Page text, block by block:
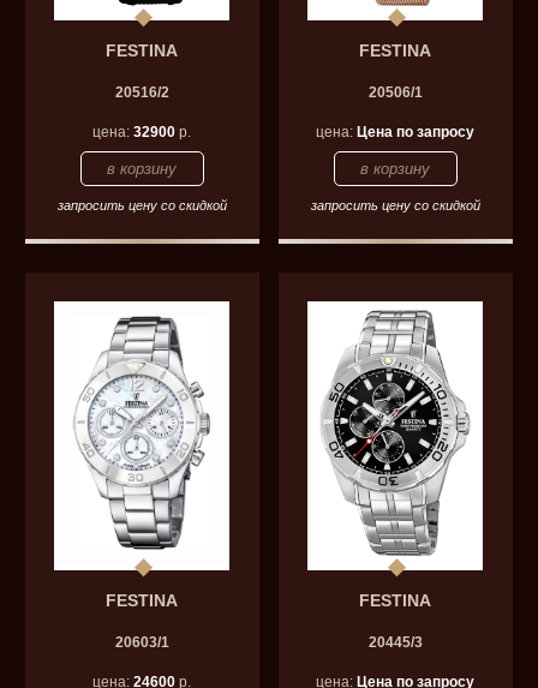
FESTINA
20516/2
цена:32900 р.
запросить цену со скидкой
FESTINA
20506/1
цена: Цена по запросу
запросить цену со скидкой
FESTINA
20603/1
цена:24600 р.
FESTINA
20445/3
цена: Цена по запросу